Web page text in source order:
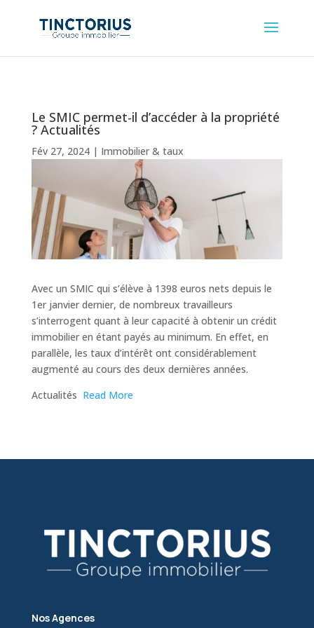
Le SMIC permet-il d’accéder à la propriété
? Actualités
Fév 27, 2024| Immobilier & taux
Avec un SMIC qui s’élève à 1398 euros nets depuis le
1er janvier dernier, de nombreux travailleurs
s’interrogent quant à leur capacité à obtenir un crédit
immobilier en étant payés au minimum. En effet, en
parallèle, les taux d’intérêt ont considérablement
augmenté au cours des deux dernières années.
​Actualités Read More
Nos Agences